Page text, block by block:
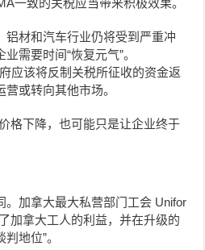
铝材和汽车行业仍将受到严重冲
需要时间“恢复元气”。
应该将反制关税所征收的资金返
或转向其他市场。
格下降，也可能只是让企业终于
。加拿大最大私营部门工会 Unifor
加拿大工人的利益，并在升级的
地位”。